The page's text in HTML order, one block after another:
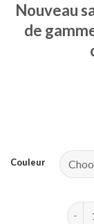
Nouveau
de
Couleur
Sac